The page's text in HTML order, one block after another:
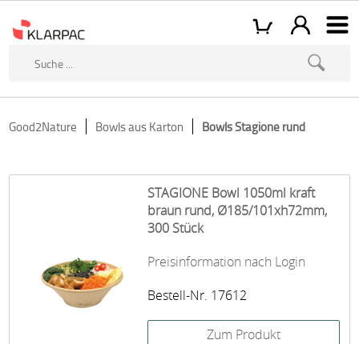
Good2Nature Bowls aus Karton Bowls Stagione rund
STAGIONE Bowl 1050ml kraft
braun rund, Ø185/101xh72mm,
300 Stück
Preisinformation nach Login
Bestell-Nr. 17612
Zum Produkt